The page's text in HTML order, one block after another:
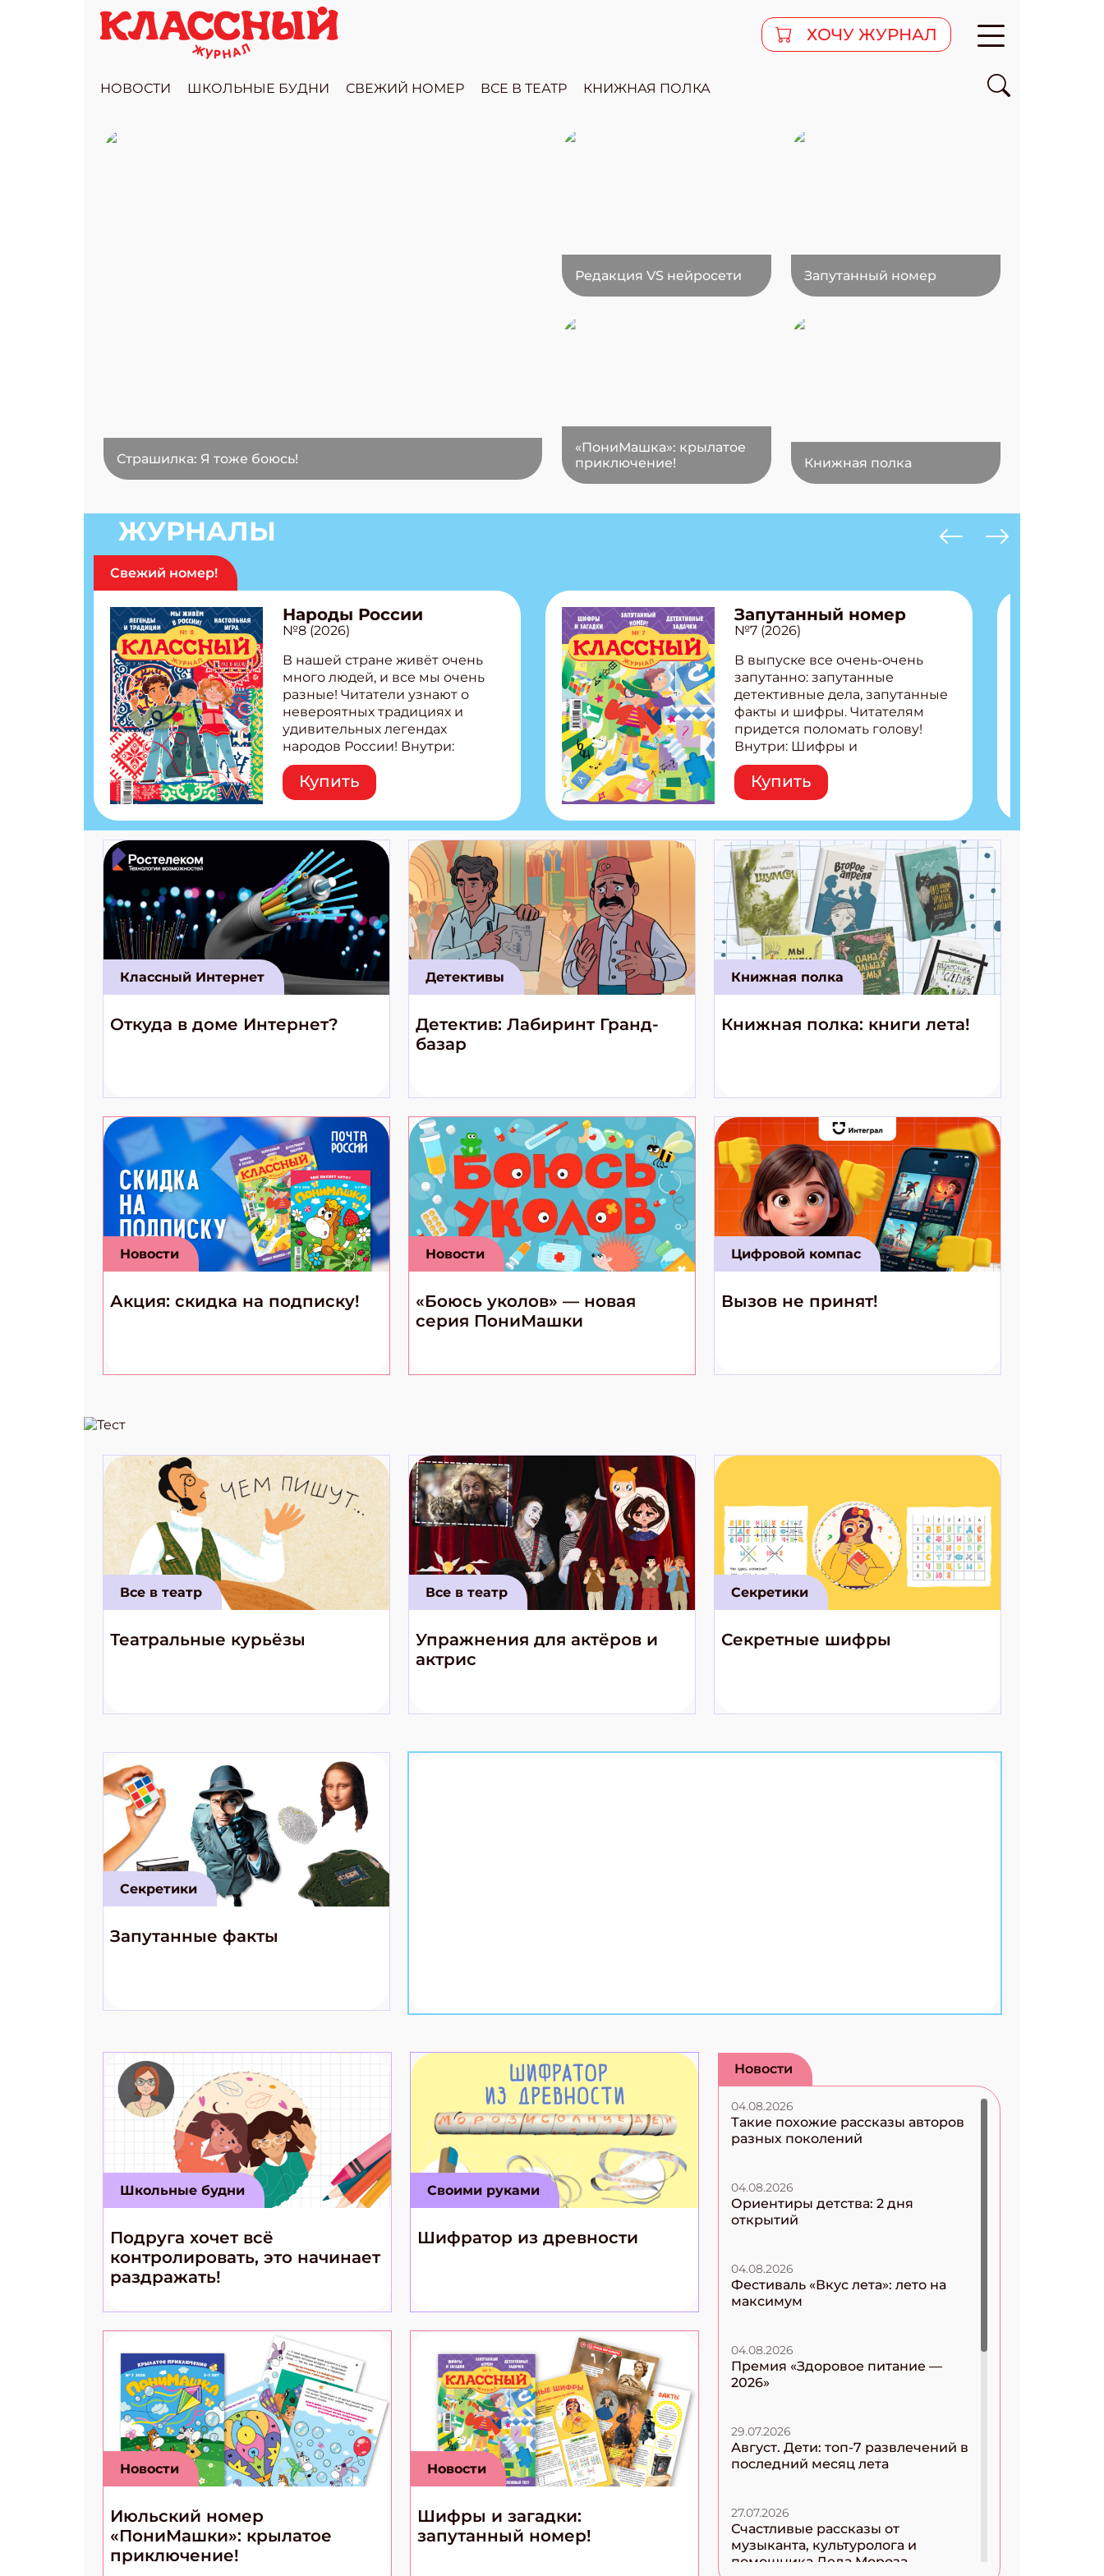
ХОЧУ ЖУРНАЛ
НОВОСТИ ШКОЛЬНЫЕ БУДНИ СВЕЖИЙ НОМЕР ВСЕ В ТЕАТР КНИЖНАЯ ПОЛКА
Страшилка: Я тоже боюсь!
Редакция VS нейросети Запутанный номер
«ПониМашка»: крылатое
приключение!
Книжная полка
ЖУРНАЛЫ
Свежий номер!
Народы России
№8 (2026)
В нашей стране живёт очень
много людей, и все мы очень
разные! Читатели узнают о
невероятных традициях и
удивительных легендах
народов России! Внутри:
Легенды татар, башкир и
бурятов Настольная игра
Страшилка из Алтая Очень
рецепты народов России
Новый комикс про
космические приключения!
Купить
Запутанный номер
№7 (2026)
В выпуске все очень-очень
запутанно: запутанные
детективные дела, запутанные
факты и шифры. Читателям
придется поломать голову!
Внутри: Шифры и
расшифровки Плетем
запутанные поделки
Разгадываем головоломки
Купить
Классный Интернет
Откуда в доме Интернет?
Детективы
Детектив: Лабиринт Гранд-
базар
Книжная полка
Книжная полка: книги лета!
Новости
Акция: скидка на подписку!
Новости
«Боюсь уколов» — новая
серия ПониМашки
Цифровой компас
Вызов не принят!
Все в театр
Театральные курьёзы
Все в театр
Упражнения для актёров и
актрис
Секретики
Секретные шифры
Секретики
Запутанные факты
Школьные будни
Подруга хочет всё
контролировать, это начинает
раздражать!
Своими руками
Шифратор из древности
Новости
Июльский номер
«ПониМашки»: крылатое
приключение!
Новости
Шифры и загадки:
запутанный номер!
Новости
04.08.2026
Такие похожие рассказы авторов
разных поколений
04.08.2026
Ориентиры детства: 2 дня
открытий
04.08.2026
Фестиваль «Вкус лета»: лето на
максимум
04.08.2026
Премия «Здоровое питание —
2026»
29.07.2026
Август. Дети: топ-7 развлечений в
последний месяц лета
27.07.2026
Счастливые рассказы от
музыканта, культуролога и
помощника Деда Мороза